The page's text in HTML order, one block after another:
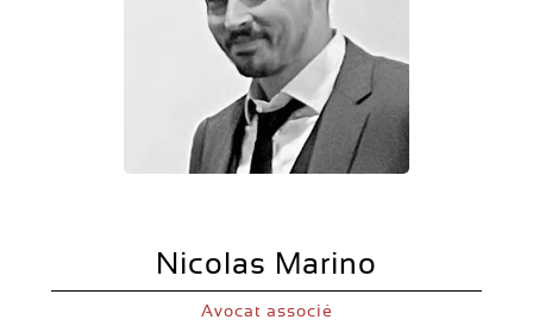
Nicolas Marino
Avocat associé